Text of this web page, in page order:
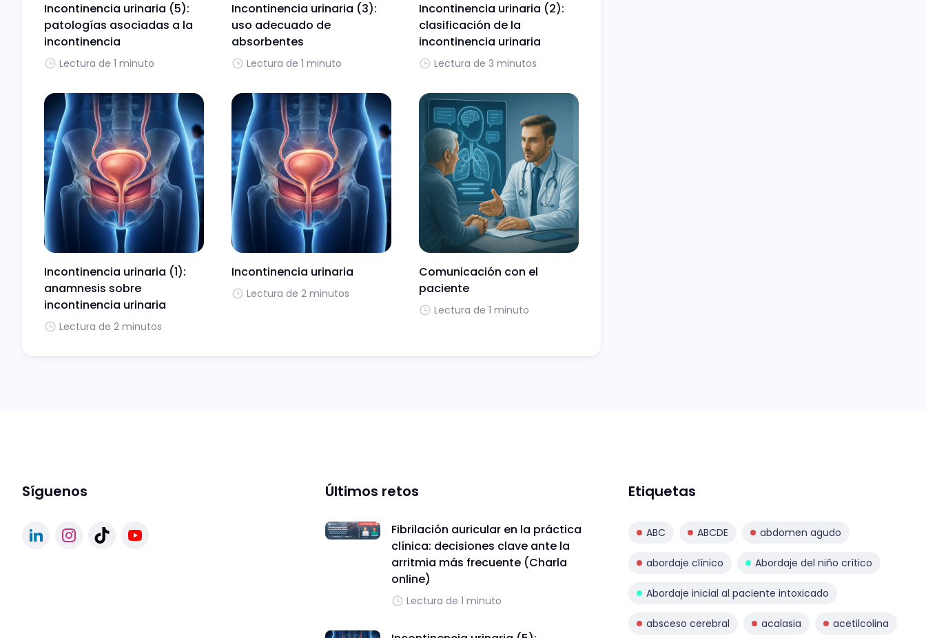
Incontinencia urinaria (5):
patologías asociadas a la
incontinencia
Lectura de 1 minuto
Incontinencia urinaria (3):
uso adecuado de
absorbentes
Lectura de 1 minuto
Incontinencia urinaria (2):
clasificación de la
incontinencia urinaria
Lectura de 3 minutos
Incontinencia urinaria (1):
anamnesis sobre
incontinencia urinaria
Lectura de 2 minutos
Incontinencia urinaria
Lectura de 2 minutos
Comunicación con el
paciente
Lectura de 1 minuto
Síguenos Últimos retos
Fibrilación auricular en la práctica
clínica: decisiones clave ante la
arritmia más frecuente (Charla
online)
Lectura de 1 minuto
Etiquetas
ABC ABCDE abdomen agudo
abordaje clínico Abordaje del niño crítico
Abordaje inicial al paciente intoxicado
absceso cerebral acalasia acetilcolina